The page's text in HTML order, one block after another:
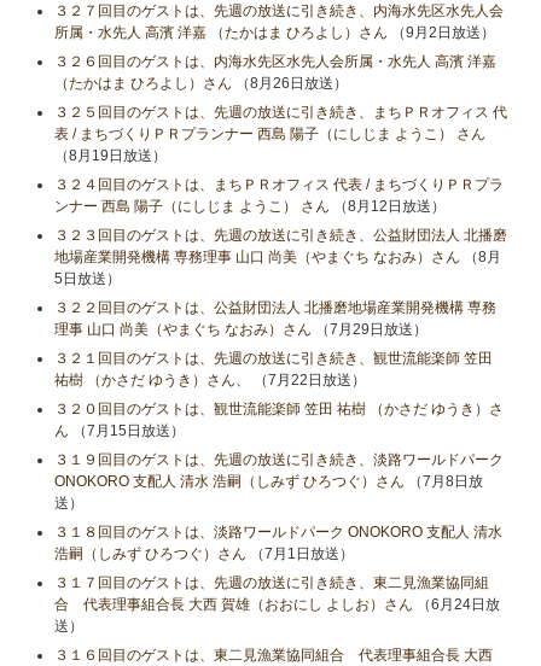
３２７回目のゲストは、先週の放送に引き続き、内海水先区水先人会
所属・水先人 高濱 洋嘉 （たかはま ひろよし）さん （9月2日放送）
３２６回目のゲストは、内海水先区水先人会所属・水先人 高濱 洋嘉
（たかはま ひろよし）さん （8月26日放送）
３２５回目のゲストは、先週の放送に引き続き、まちＰＲオフィス 代
表 / まちづくりＰＲプランナー 西島 陽子（にしじま ようこ） さん
（8月19日放送）
３２４回目のゲストは、まちＰＲオフィス 代表 / まちづくりＰＲプラ
ンナー 西島 陽子（にしじま ようこ） さん （8月12日放送）
３２３回目のゲストは、先週の放送に引き続き、公益財団法人 北播磨
地場産業開発機構 専務理事 山口 尚美（やまぐち なおみ）さん （8月
5日放送）
３２２回目のゲストは、公益財団法人 北播磨地場産業開発機構 専務
理事 山口 尚美（やまぐち なおみ）さん （7月29日放送）
３２１回目のゲストは、先週の放送に引き続き、観世流能楽師 笠田
祐樹 （かさだ ゆうき）さん、
（7月22日放送）
３２０回目のゲストは、観世流能楽師 笠田 祐樹 （かさだ ゆうき）さ
ん （7月15日放送）
３１９回目のゲストは、先週の放送に引き続き、淡路ワールドパーク
ONOKORO 支配人 清水 浩嗣（しみず ひろつぐ）さん （7月8日放
送）
３１８回目のゲストは、淡路ワールドパーク ONOKORO 支配人 清水
浩嗣（しみず ひろつぐ）さん （7月1日放送）
３１７回目のゲストは、先週の放送に引き続き、東二見漁業協同組
合 代表理事組合長 大西 賀雄（おおにし よしお）さん （6月24日放
送）
３１６回目のゲストは、東二見漁業協同組合 代表理事組合長 大西